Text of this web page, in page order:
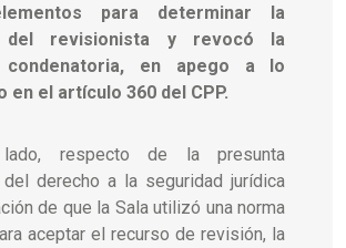
para determinar la
del revisionista y revocó la
condenatoria, en apego a lo
en el artículo 360 del CPP.
respecto de la presunta
del derecho a la seguridad jurídica
de que la Sala utilizó una norma
aceptar el recurso de revisión, la